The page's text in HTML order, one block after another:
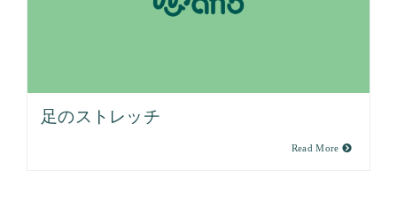
足のストレッチ
Read More